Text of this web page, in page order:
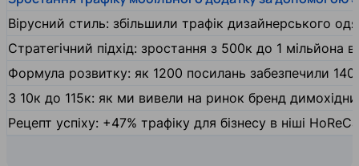
Вірусний стиль: збільшили трафік дизайнерського
Стратегічний підхід: зростання з 500к до 1 мільйона
Формула розвитку: як 1200 посилань забезпечили
З 10к до 115к: як ми вивели на ринок бренд
Рецепт успіху: +47% трафіку для бізнесу в ніші HoReCa